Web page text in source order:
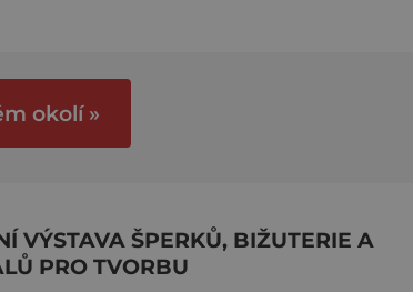
okolí »
VÝSTAVA ŠPERKŮ, BIŽUTERIE A
PRO TVORBU